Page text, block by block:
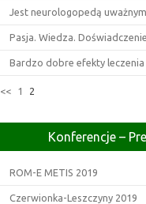
Jest neurologopedą uważnym
Pasja. Wiedza. Doświadczenie.
Bardzo dobre efekty leczenia
<< 1 2
Konferencje –
ROM-E METIS 2019
Czerwionka-Leszczyny 2019